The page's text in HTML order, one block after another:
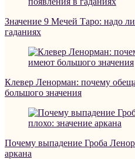
Значение 9 Мечей Таро: надо ли
гаданиях
Клевер Ленорман: почему
большого значения
Почему выпадение Гроба
аркана